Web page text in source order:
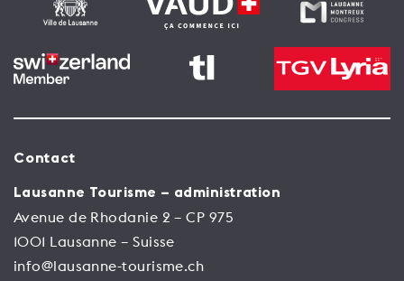
Contact
Lausanne Tourisme – administration
Avenue de Rhodanie 2 – CP 975
1001 Lausanne – Suisse
info@lausanne-tourisme.ch